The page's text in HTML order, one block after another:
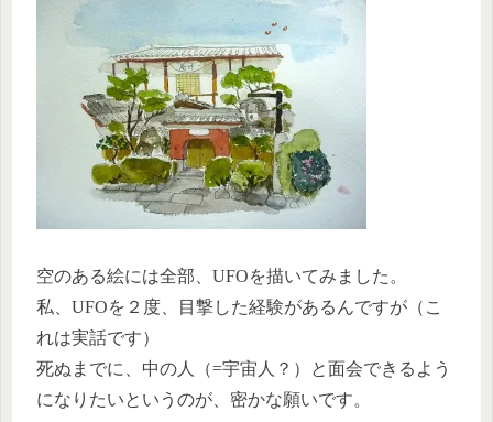
空のある絵には全部、UFOを描いてみました。
私、UFOを２度、目撃した経験があるんですが（こ
れは実話です）
死ぬまでに、中の人（=宇宙人？）と面会できるよう
になりたいというのが、密かな願いです。